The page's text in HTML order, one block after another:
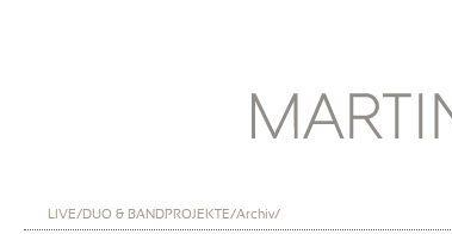
LIVE/DUO & BANDPROJEKTE/Archiv/